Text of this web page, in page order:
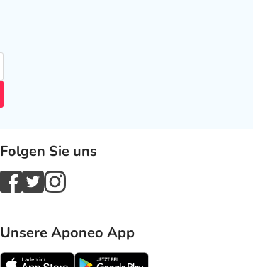
Folgen Sie uns
Unsere Aponeo App